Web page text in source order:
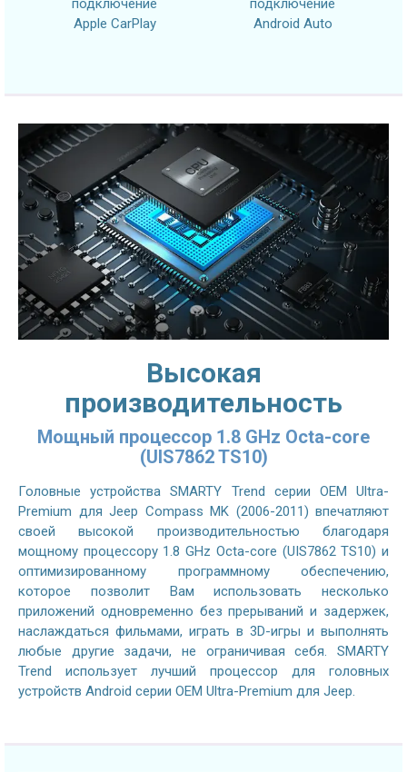
подключение
Apple CarPlay
подключение
Android Auto
Высокая
производительность
Мощный процессор 1.8 GHz Octa-core
(UIS7862 TS10)
Головные устройства SMARTY Trend серии OEM Ultra-
Premium для Jeep Compass MK (2006-2011) впечатляют
своей высокой производительностью благодаря
мощному процессору 1.8 GHz Octa-core (UIS7862 TS10) и
оптимизированному программному обеспечению,
которое позволит Вам использовать несколько
приложений одновременно без прерываний и задержек,
наслаждаться фильмами, играть в 3D-игры и выполнять
любые другие задачи, не ограничивая себя. SMARTY
Trend использует лучший процессор для головных
устройств Android серии OEM Ultra-Premium для Jeep.